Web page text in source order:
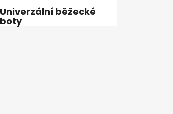
Univerzální běžecké
boty